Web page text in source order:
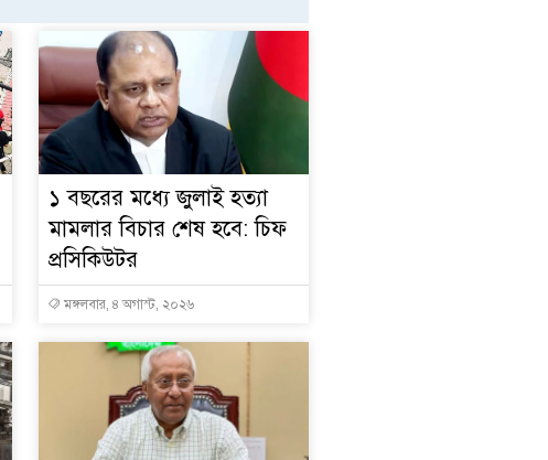
১ বছরের মধ্যে জুলাই হত্যা
মামলার বিচার শেষ হবে: চিফ
প্রসিকিউটর
মঙ্গলবার, ৪ অগাস্ট, ২০২৬